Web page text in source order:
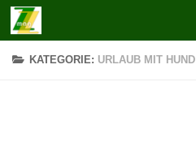
Zum Inhalt springen
KATEGORIE: URLAUB MIT HUND